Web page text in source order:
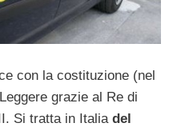
con la costituzione (nel
grazie al Re di
Si tratta in Italia del